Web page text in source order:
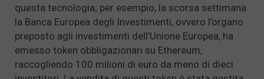
questa tecnologia; per esempio, la scorsa settimana
la Banca Europea degli Investimenti, ovvero l’organo
preposto agli investimenti dell’Unione Europea, ha
emesso token obbligazionari su Ethereum,
raccogliendo 100 milioni di euro da meno di dieci